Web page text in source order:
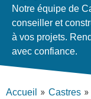
Notre équipe de
conseiller et
à vos projets.
avec confiance.
Accueil » Castres »